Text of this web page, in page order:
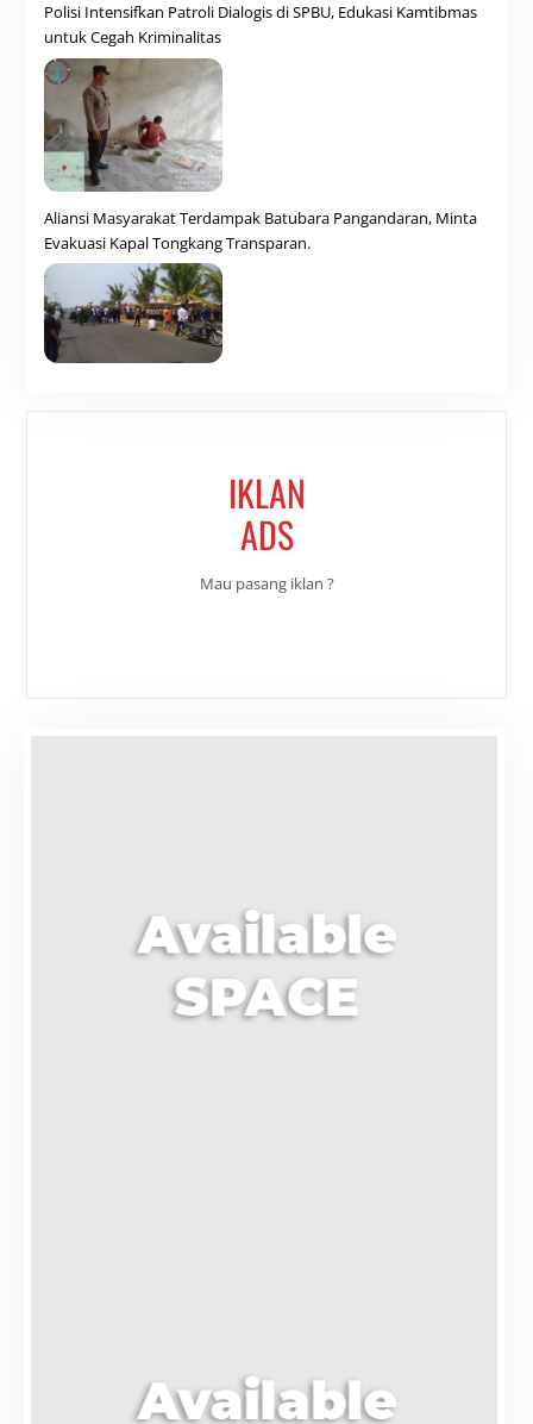
Polisi Intensifkan Patroli Dialogis di SPBU, Edukasi Kamtibmas
untuk Cegah Kriminalitas
Aliansi Masyarakat Terdampak Batubara Pangandaran, Minta
Evakuasi Kapal Tongkang Transparan.
IKLAN
ADS
Mau pasang iklan ?